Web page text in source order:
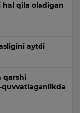
hal qila oladigan
aytdi
qarshi
quvvatlaganlikda